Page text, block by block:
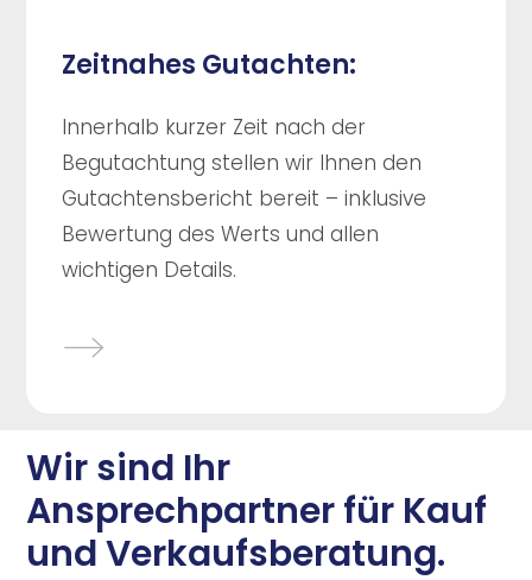
Zeitnahes Gutachten:
Innerhalb kurzer Zeit nach der
Begutachtung stellen wir Ihnen den
Gutachtensbericht bereit – inklusive
Bewertung des Werts und allen
wichtigen Details.
Wir sind Ihr
Ansprechpartner für Kauf
und Verkaufsberatung.